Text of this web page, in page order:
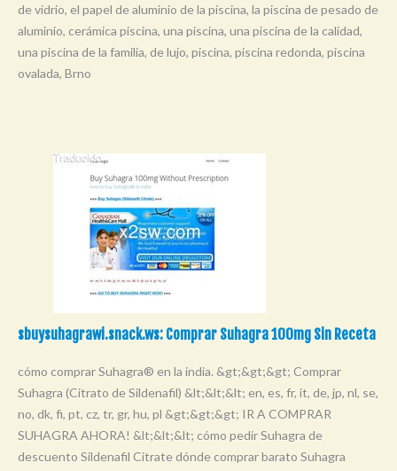
de vidrio, el papel de aluminio de la piscina, la piscina de pesado de
aluminio, cerámica piscina, una piscina, una piscina de la calidad,
una piscina de la familia, de lujo, piscina, piscina redonda, piscina
ovalada, Brno
sbuysuhagrawi.snack.ws: Comprar Suhagra 100mg Sin Receta
cómo comprar Suhagra® en la india. &gt;&gt;&gt; Comprar
Suhagra (Citrato de Sildenafil) &lt;&lt;&lt; en, es, fr, it, de, jp, nl, se,
no, dk, fi, pt, cz, tr, gr, hu, pl &gt;&gt;&gt; IR A COMPRAR
SUHAGRA AHORA! &lt;&lt;&lt; cómo pedir Suhagra de
descuento Sildenafil Citrate dónde comprar barato Suhagra